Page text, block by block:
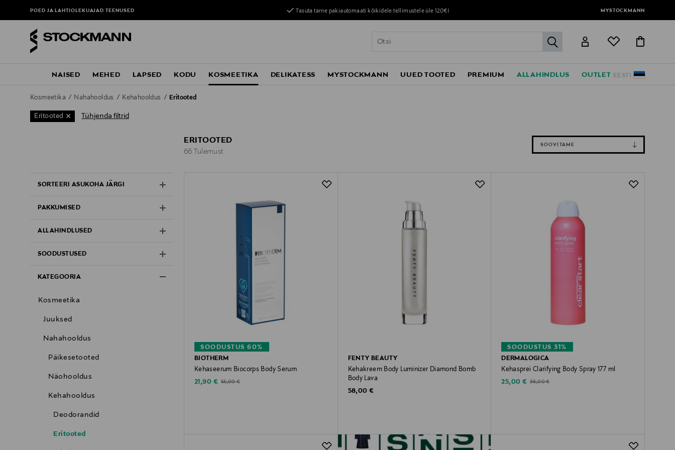
POED JA LAHTIOLEKUAJADTEENUSED Tasuta tarne pakiautomaati kõikidele tellimustele üle 120€! MYSTOCKMANN
label.header.go
EESTI
NAISED MEHED LAPSED KODU KOSMEETIKA DELIKATESS MYSTOCKMANN UUED TOOTED PREMIUM ALLAHINDLUS OUTLET
Kosmeetika Nahahooldus Kehahooldus Eritooted
Eritooted Tühjenda filtrid
SORTEERI ASUKOHA JÄRGI
PAKKUMISED
ALLAHINDLUSED
SOODUSTUSED
KATEGOORIA
Kosmeetika
Juuksed
Nahahooldus
Päikesetooted
Näohooldus
Kehahooldus
Deodorandid
Eritooted
ERITOOTED
66 Tulemust
SOOVITAME
SOODUSTUS 60%
BIOTHERM
Kehaseerum Biocorps Body Serum
Discounted Price
21,90 € Original Price
55,00 €
FENTY BEAUTY
Kehakreem Body Luminizer Diamond Bomb
Body Lava
Original Price
58,00 €
SOODUSTUS 31%
DERMALOGICA
Kehasprei Clarifying Body Spray 177 ml
Discounted Price
25,00 € Original Price
36,00 €